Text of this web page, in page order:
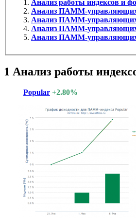
Анализ работы индексов и
Анализ ПАММ-управляющих
Анализ ПАММ-
Анализ ПАММ-
Анализ ПАММ-
1 Анализ работы
Popular +2.80%